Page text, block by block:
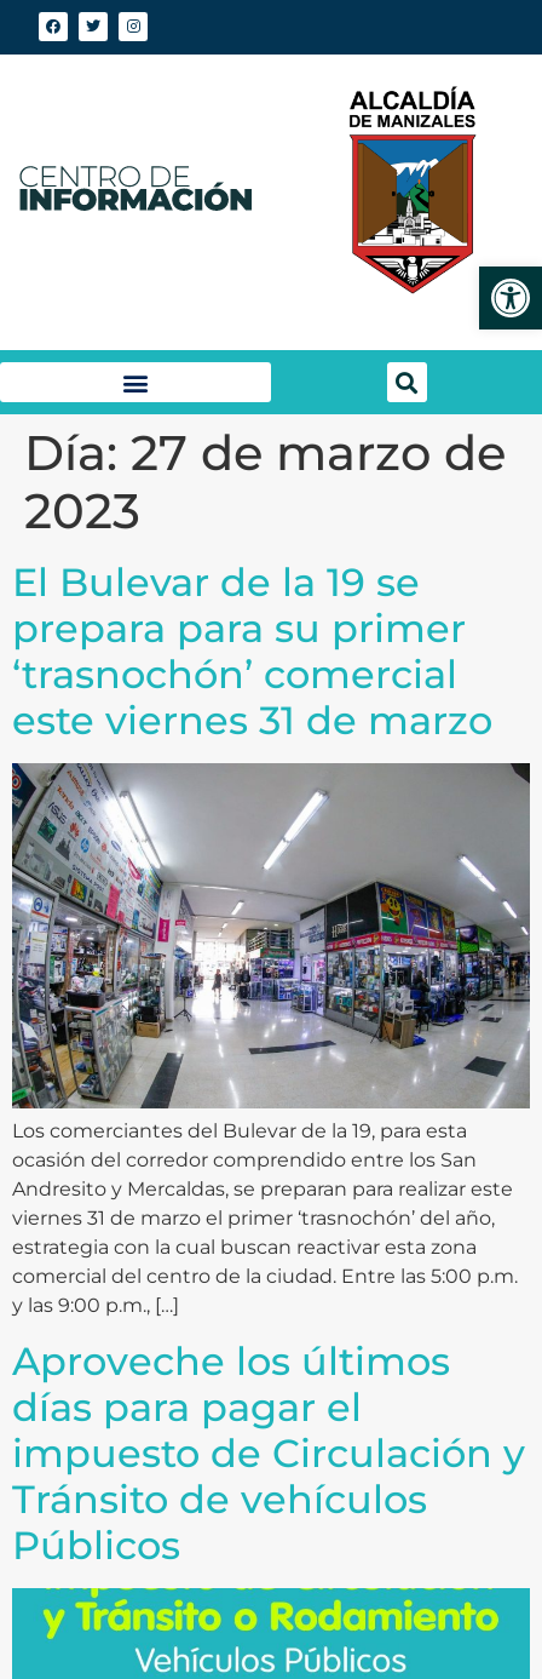
Día: 27 de marzo de
2023
El Bulevar de la 19 se
prepara para su primer
‘trasnochón’ comercial
este viernes 31 de marzo
Los comerciantes del Bulevar de la 19, para esta
ocasión del corredor comprendido entre los San
Andresito y Mercaldas, se preparan para realizar este
viernes 31 de marzo el primer ‘trasnochón’ del año,
estrategia con la cual buscan reactivar esta zona
comercial del centro de la ciudad. Entre las 5:00 p.m.
y las 9:00 p.m., […]
Aproveche los últimos
días para pagar el
impuesto de Circulación y
Tránsito de vehículos
Públicos